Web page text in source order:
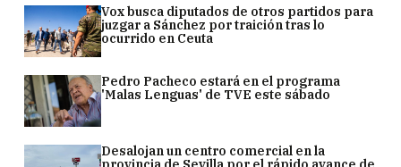
Vox busca diputados de otros partidos para
juzgar a Sánchez por traición tras lo
ocurrido en Ceuta
Pedro Pacheco estará en el programa
'Malas Lenguas' de TVE este sábado
Desalojan un centro comercial en la